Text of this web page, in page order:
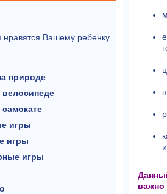
важно
нравятся Вашему ребенку
природе
велосипеде
самокате
игры
игры
игры